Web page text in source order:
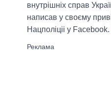
внутрішніх справ
написав у своєму
Нацполіціі у Facebook.